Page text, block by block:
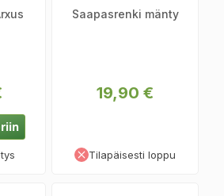
Saapasrenki mänty
19,90 €
Tilapäisesti loppu